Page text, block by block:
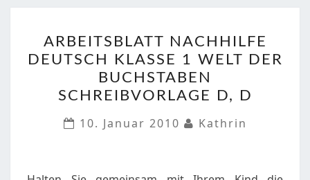
NACHHILFE
DEUTSCH
KLASSE
1
WELT
SCHREIBVORLAGE
ARBEITSBLATT NACHHILFE
DEUTSCH KLASSE 1 WELT DER
BUCHSTABEN
SCHREIBVORLAGE D, D
10. Januar 2010
Kathrin